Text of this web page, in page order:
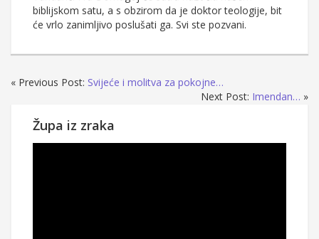
biblijskom satu, a s obzirom da je doktor teologije, bit
će vrlo zanimljivo poslušati ga. Svi ste pozvani.
« Previous Post: Svijeće i molitva za pokojne…
Next Post: Imendan… »
Župa iz zraka